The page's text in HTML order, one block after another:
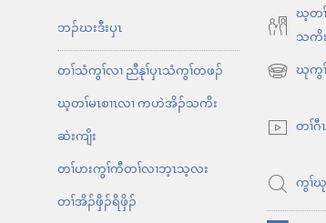
ဘၣ်ဃးဒီးပှၤ
တၢ်သံကွၢ်လၢ ညီနုၢ်ပှၤသံကွၢ်တဖၣ်
ဃ့တၢ်မၤစၢၤလၢ ကဟဲအိၣ်သကိး
ဆဲးကျိး
တၢ်ဟးကွၢ်ကီတၢ်လၢဘ့ၤသ့လး
တၢ်​အိၣ်ဖှိၣ်​ရိဖှိၣ်
ဃ့တ
သကိး
ဃုကွ
အိး
လၢ
သီ
တၢ်
ကွၢ်ဃု